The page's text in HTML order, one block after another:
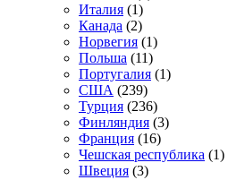
Италия (1)
Канада (2)
Норвегия (1)
Польша (11)
Португалия (1)
США (239)
Турция (236)
Финляндия (3)
Франция (16)
Чешская республика (1)
Швеция (3)